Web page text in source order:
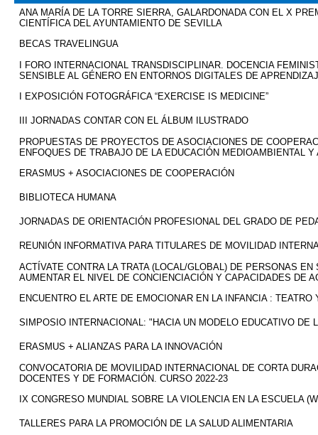
ANA MARÍA DE LA TORRE SIERRA, GALARDONADA CON EL X
CIENTÍFICA DEL AYUNTAMIENTO DE SEVILLA
BECAS TRAVELINGUA
I FORO INTERNACIONAL TRANSDISCIPLINAR. DOCENCIA
SENSIBLE AL GÉNERO EN ENTORNOS DIGITALES DE
I EXPOSICIÓN FOTOGRÁFICA “EXERCISE IS MEDICINE”
III JORNADAS CONTAR CON EL ÁLBUM ILUSTRADO
PROPUESTAS DE PROYECTOS DE ASOCIACIONES DE
ENFOQUES DE TRABAJO DE LA EDUCACIÓN MEDIOAMBIENTAL Y
ERASMUS + ASOCIACIONES DE COOPERACIÓN
BIBLIOTECA HUMANA
JORNADAS DE ORIENTACIÓN PROFESIONAL DEL GRADO DE
REUNIÓN INFORMATIVA PARA TITULARES DE MOVILIDAD
ACTÍVATE CONTRA LA TRATA (LOCAL/GLOBAL) DE PERSONAS
AUMENTAR EL NIVEL DE CONCIENCIACIÓN Y CAPACIDADES DE
ENCUENTRO EL ARTE DE EMOCIONAR EN LA INFANCIA :
SIMPOSIO INTERNACIONAL: "HACIA UN MODELO EDUCATIVO DE
ERASMUS + ALIANZAS PARA LA INNOVACIÓN
CONVOCATORIA DE MOVILIDAD INTERNACIONAL DE CORTA
DOCENTES Y DE FORMACIÓN. CURSO 2022-23
IX CONGRESO MUNDIAL SOBRE LA VIOLENCIA EN LA ESCUELA
TALLERES PARA LA PROMOCIÓN DE LA SALUD ALIMENTARIA